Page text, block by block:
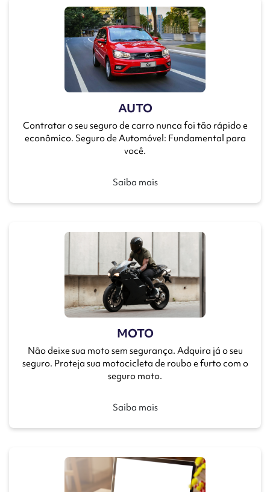
AUTO
Contratar o seu seguro de carro nunca foi tão rápido e
econômico. Seguro de Automóvel: Fundamental para
você.
Saiba mais
MOTO
Não deixe sua moto sem segurança. Adquira já o seu
seguro. Proteja sua motocicleta de roubo e furto com o
seguro moto.
Saiba mais